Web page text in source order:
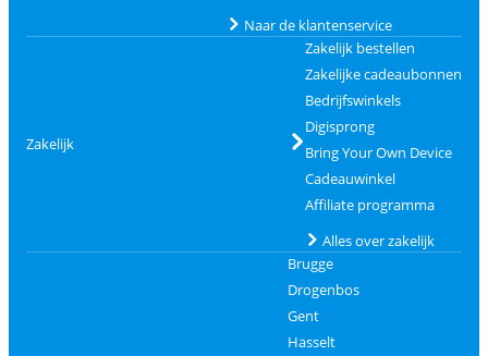
Naar de klantenservice
Zakelijk
Zakelijk bestellen
Zakelijke cadeaubonnen
Bedrijfswinkels
Digisprong
Bring Your Own Device
Cadeauwinkel
Affiliate programma
Alles over zakelijk
Brugge
Drogenbos
Gent
Hasselt